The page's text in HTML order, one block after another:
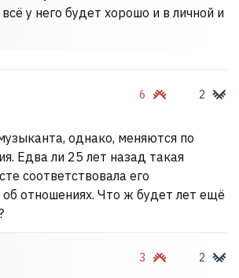
у него будет хорошо и в личной и
6 2
однако, меняются по
Едва ли 25 лет назад такая
соответствовала его
отношениях. Что ж будет лет ещё
3 2